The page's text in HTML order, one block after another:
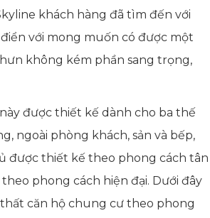
khách hàng đã tìm đến với
với mong muốn có được một
không kém phần sang trọng,
được thiết kế dành cho ba thế
ngoài phòng khách, sản và bếp,
được thiết kế theo phong cách tân
phong cách hiện đại. Dưới đây
căn hộ chung cư theo phong